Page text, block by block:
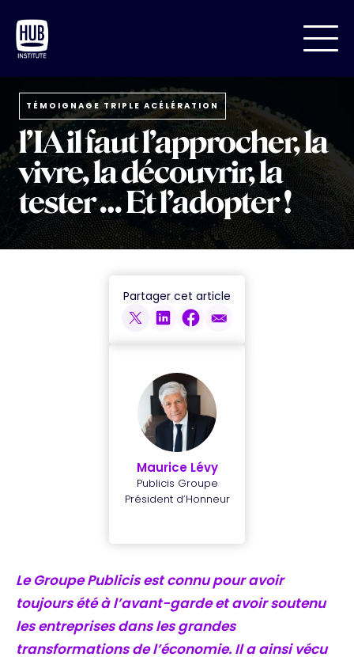
TÉMOIGNAGE TRIPLE ACÉLÉRATION
l’IA il faut l’approcher, la
vivre, la découvrir, la
tester … Et l’adopter !
Partager cet article
Maurice Lévy
Publicis Groupe
Président d’Honneur
Le Groupe Publicis est connu pour avoir
toujours été à l’avant-garde et avoir soutenu
les entreprises dans les grandes
transformations de l’économie. Il a ainsi vécu